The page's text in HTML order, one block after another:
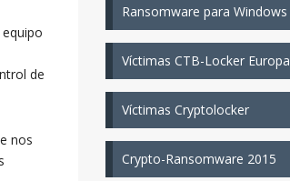
de
nos
Ransomware para Windows
Víctimas CTB-Locker Europa
Víctimas Cryptolocker
Crypto-Ransomware 2015